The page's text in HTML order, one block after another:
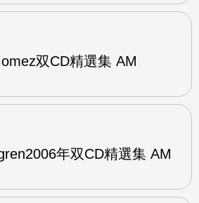
双CD精選集 AM
年双CD精選集 AM